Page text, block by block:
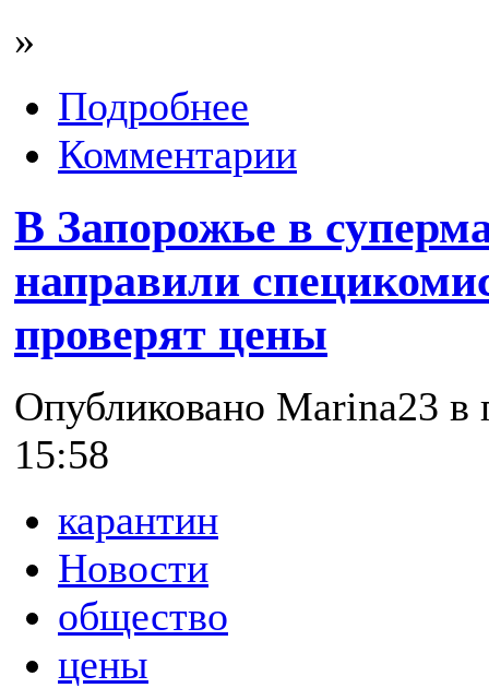
»
Подробнее
Комментарии
В Запорожье в
направили
проверят цены
Опубликовано Marina23 в
15:58
карантин
Новости
общество
цены